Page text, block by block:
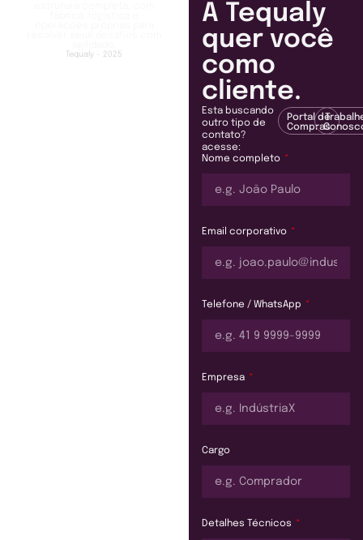
Tequaly - 2025
A Tequaly
quer você
como
cliente.
Esta buscando
outro tipo de
contato?
acesse:
Portal de
Compras
Nome completo
Email corporativo
Telefone / WhatsApp
Empresa
Cargo
Detalhes Técnicos